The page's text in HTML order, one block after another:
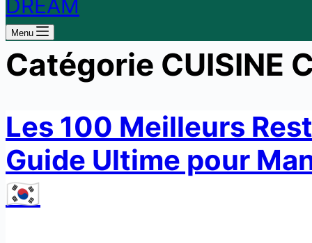
Menu
Catégorie CUISINE
Les 100 Meilleurs
Guide Ultime pour
🇰🇷